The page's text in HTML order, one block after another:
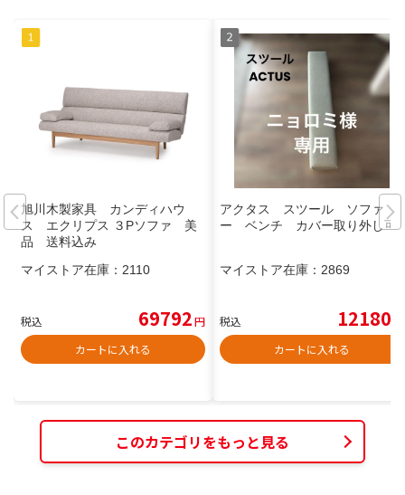
旭川木製家具 カンディハウ
ス エクリプス ３Pソファ 美
品 送料込み
マイストア在庫： 2110
税込 69792円
カートに入れる
アクタス スツール ソファ
ー ベンチ カバー取り外し可
マイストア在庫： 2869
税込 12180
カートに入れる
このカテゴリをもっと見る